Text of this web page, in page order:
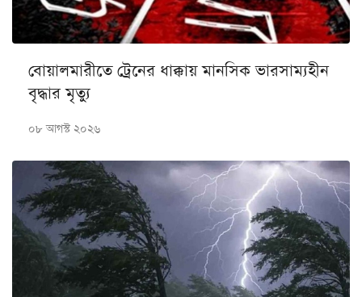
বোয়ালমারীতে ট্রেনের ধাক্কায় মানসিক ভারসাম্যহীন
বৃদ্ধার মৃত্যু
০৮ আগস্ট ২০২৬